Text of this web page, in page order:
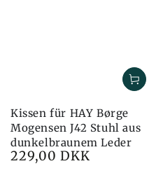
Kissen für HAY Børge
Mogensen J42 Stuhl aus
dunkelbraunem Leder
Preis
229,00 DKK